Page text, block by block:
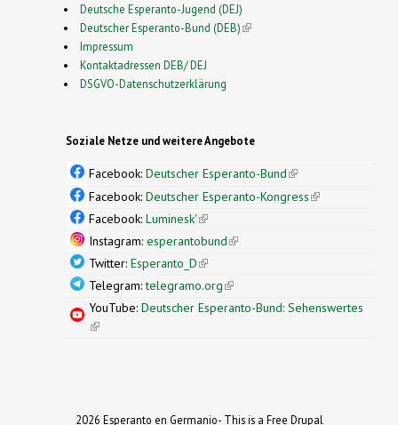
Deutsche Esperanto-Jugend (DEJ)
Deutscher Esperanto-Bund (DEB)(link is external)
Impressum
Kontaktadressen DEB/ DEJ
DSGVO-Datenschutzerklärung
Soziale Netze und weitere Angebote
Facebook: Deutscher Esperanto-Bund(link is
external)
Facebook: Deutscher Esperanto-Kongress(link is
Facebook: Luminesk'(link is external)
Instagram: esperantobund(link is external)
Twitter: Esperanto_D(link is external)
Telegram:telegramo.org(link is external)
YouTube: Deutscher Esperanto-Bund: Sehenswertes
(link is external)
2026 Esperanto en Germanio- This is a Free Drupal